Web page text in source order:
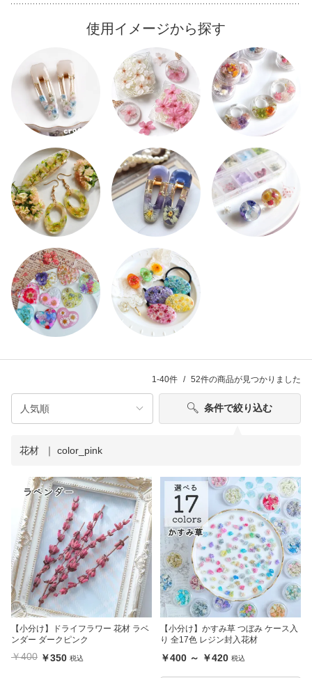
使用イメージから探す
1-40件 52件の商品が見つかりました
条件で絞り込む
花材 color_pink
【小分け】ドライフラワー 花材 ラベ
ンダー ダークピンク
￥400 ￥350 税込
【小分け】かすみ草 つぼみ ケース入
り 全17色 レジン封入花材
￥400 ～ ￥420 税込